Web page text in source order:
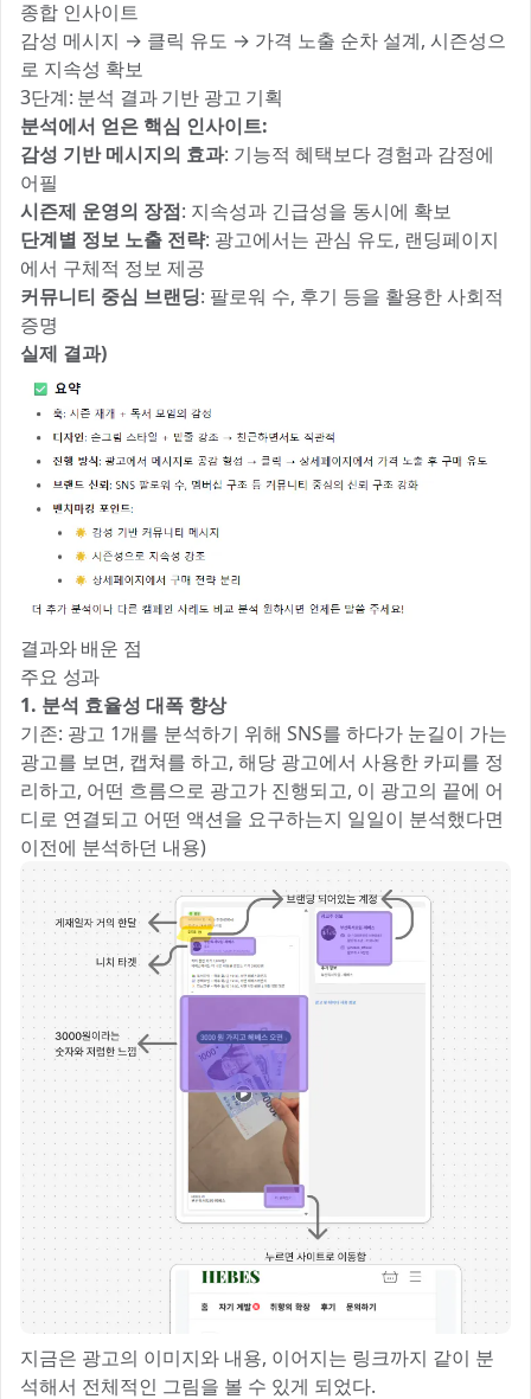
종합 인사이트
감성 메시지 → 클릭 유도 → 가격 노출 순차 설계, 시즌성으
로 지속성 확보
3단계: 분석 결과 기반 광고 기획
분석에서 얻은 핵심 인사이트:
감성 기반 메시지의 효과: 기능적 혜택보다 경험과 감정에
어필
시즌제 운영의 장점: 지속성과 긴급성을 동시에 확보
단계별 정보 노출 전략: 광고에서는 관심 유도, 랜딩페이지
에서 구체적 정보 제공
커뮤니티 중심 브랜딩: 팔로워 수, 후기 등을 활용한 사회적
증명
실제 결과)
결과와 배운 점
주요 성과
1. 분석 효율성 대폭 향상
기존: 광고 1개를 분석하기 위해 SNS를 하다가 눈길이 가는
광고를 보면, 캡쳐를 하고, 해당 광고에서 사용한 카피를 정
리하고, 어떤 흐름으로 광고가 진행되고, 이 광고의 끝에 어
디로 연결되고 어떤 액션을 요구하는지 일일이 분석했다면
이전에 분석하던 내용)
지금은 광고의 이미지와 내용, 이어지는 링크까지 같이 분
석해서 전체적인 그림을 볼 수 있게 되었다.